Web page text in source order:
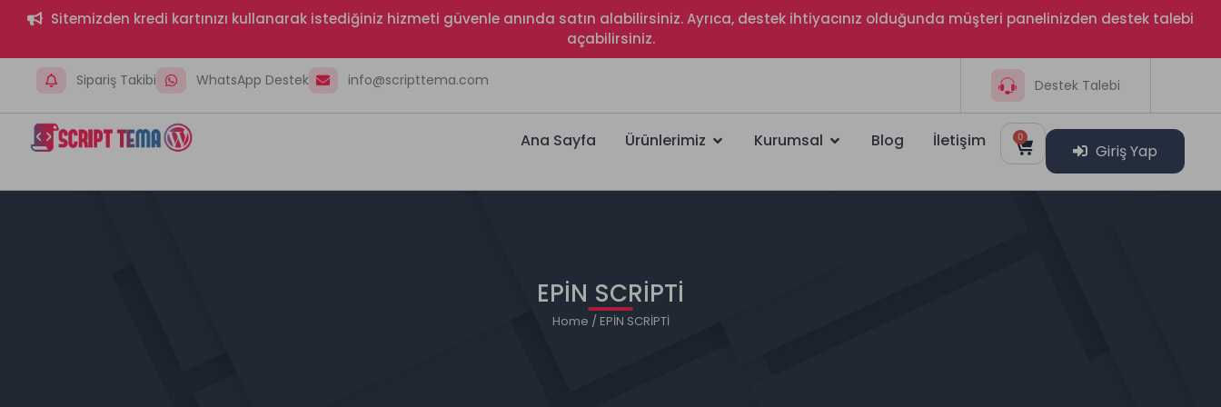
Sitemizden kredi kartınızı kullanarak istediğiniz hizmeti güvenle anında satın alabilirsiniz. Ayrıca, destek ihtiyacınız olduğunda müşteri panelinizden destek talebi
açabilirsiniz.
Sipariş Takibi WhatsApp Destek info@scripttema.com Destek Talebi
Ana Sayfa Ürünlerimiz Kurumsal Blog İletişim 0
Giriş Yap
EPİN SCRİPTİ
Home / EPİN SCRİPTİ